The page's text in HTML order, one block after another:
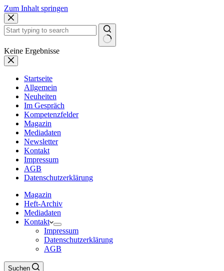
Zum Inhalt springen
Keine Ergebnisse
Startseite
Allgemein
Neuheiten
Im Gespräch
Kompetenzfelder
Magazin
Mediadaten
Newsletter
Kontakt
Impressum
AGB
Datenschutzerklärung
Magazin
Heft-Archiv
Mediadaten
Kontakt
Impressum
Datenschutzerklärung
AGB
Suchen